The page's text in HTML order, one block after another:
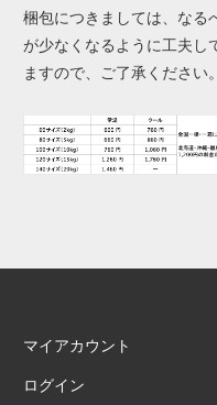
梱包につきましては、なる
が少なくなるように工夫し
ますので、ご了承ください。
マイアカウント
ログイン